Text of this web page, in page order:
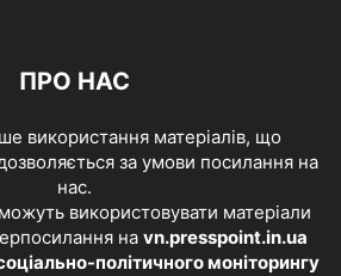
ПРО НАС
використання матеріалів, що
за умови посилання на
нас.
використовувати матеріали
на vn.presspoint.in.ua
політичного моніторингу